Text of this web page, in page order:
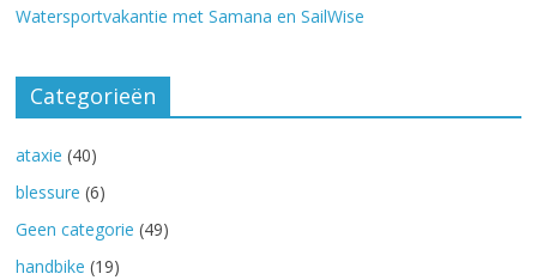
Watersportvakantie met Samana en SailWise
Categorieën
ataxie (40)
blessure (6)
Geen categorie (49)
handbike (19)